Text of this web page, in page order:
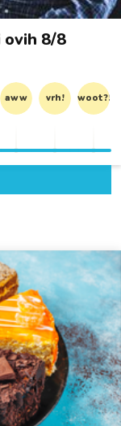
ovih 8/8
aww vrh! woot?!